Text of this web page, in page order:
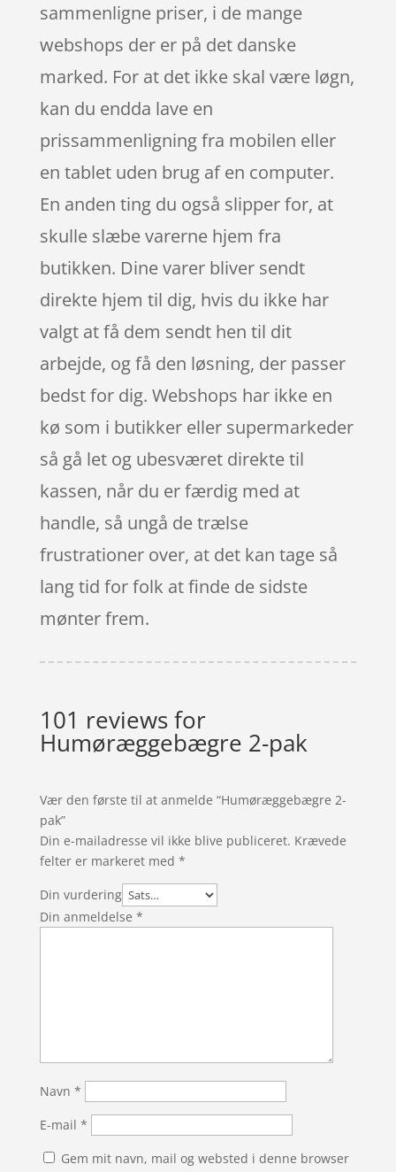
sammenligne priser, i de mange
webshops der er på det danske
marked. For at det ikke skal være løgn,
kan du endda lave en
prissammenligning fra mobilen eller
en tablet uden brug af en computer.
En anden ting du også slipper for, at
skulle slæbe varerne hjem fra
butikken. Dine varer bliver sendt
direkte hjem til dig, hvis du ikke har
valgt at få dem sendt hen til dit
arbejde, og få den løsning, der passer
bedst for dig. Webshops har ikke en
kø som i butikker eller supermarkeder
så gå let og ubesværet direkte til
kassen, når du er færdig med at
handle, så ungå de trælse
frustrationer over, at det kan tage så
lang tid for folk at finde de sidste
mønter frem.
101 reviews for
Humøræggebægre 2-pak
Vær den første til at anmelde “Humøræggebægre 2-
pak”
Din e-mailadresse vil ikke blive publiceret. Krævede
felter er markeret med *
Din vurdering
Din anmeldelse *
Navn *
E-mail *
Gem mit navn, mail og websted i denne browser